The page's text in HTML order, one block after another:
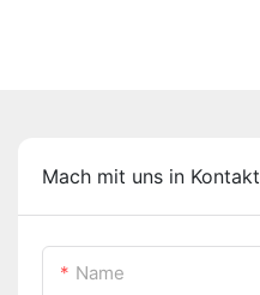
Mach mit uns in Kontakt
Name